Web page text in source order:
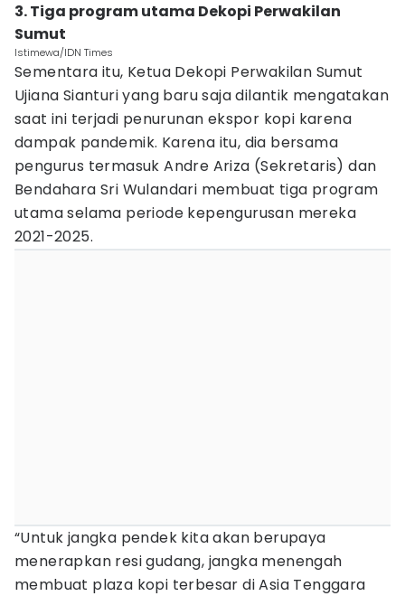
3. Tiga program utama Dekopi Perwakilan
Sumut
Istimewa/IDN Times
Sementara itu, Ketua Dekopi Perwakilan Sumut
Ujiana Sianturi yang baru saja dilantik mengatakan
saat ini terjadi penurunan ekspor kopi karena
dampak pandemik. Karena itu, dia bersama
pengurus termasuk Andre Ariza (Sekretaris) dan
Bendahara Sri Wulandari membuat tiga program
utama selama periode kepengurusan mereka
2021-2025.
“Untuk jangka pendek kita akan berupaya
menerapkan resi gudang, jangka menengah
membuat plaza kopi terbesar di Asia Tenggara